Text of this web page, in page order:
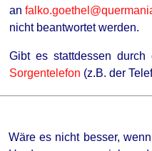
an
nicht beantwortet werden.
Gibt es stattdessen
Sorgentelefon (z.B. der
Wäre es nicht besser,